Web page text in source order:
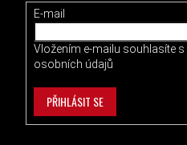
E-mail
Vložením e-mailu souhlasíte s
osobních údajů
PŘIHLÁSIT SE